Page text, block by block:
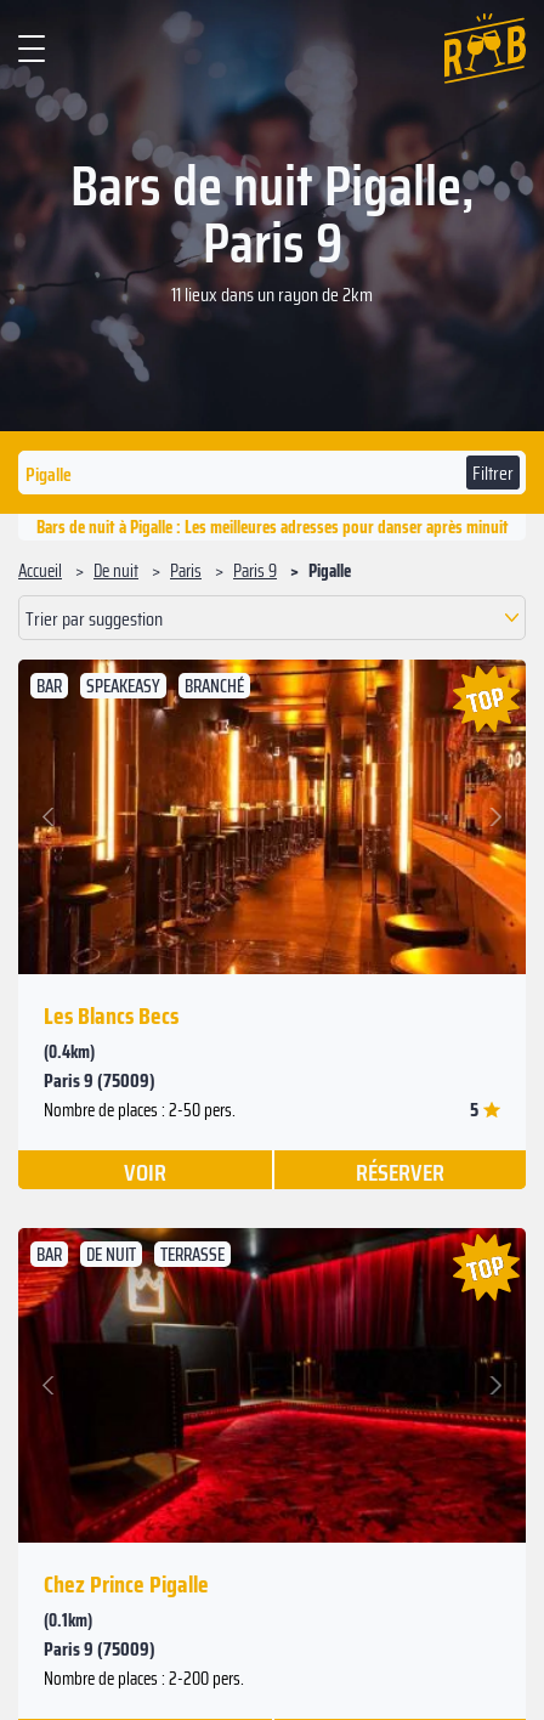
Bars de nuit Pigalle,
Paris 9
11 lieux dans un rayon de 2km
Filtrer
Bars de nuit à Pigalle : Les meilleures adresses pour danser après minuit
Accueil
De nuit Paris Paris 9 Pigalle
Trier par suggestion
BAR SPEAKEASY BRANCHÉ
Précédent
Suivant
Les Blancs Becs
(0.4km)
Paris 9 (75009)
Nombre de places : 2-50 pers. 5
VOIR RÉSERVER
BAR DE NUIT TERRASSE
Précédent
Suivant
Chez Prince Pigalle
(0.1km)
Paris 9 (75009)
Nombre de places : 2-200 pers.